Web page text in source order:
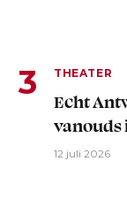
THEATER
Echt
vanouds
12 juli 2026